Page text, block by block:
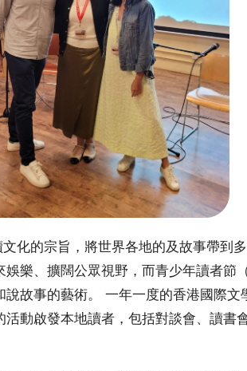
化的宗旨，將世界各地的及故事帶到
樂、擴闊公眾視野，而青少年讀者節
故事的藝術。 一年一度的香港國際文
動啟發本地讀者，包括對談會、讀書